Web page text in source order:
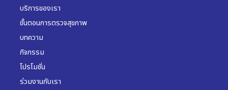
บริการของเรา
ขั้นตอนการตรวจสุขภาพ
บทความ
กิจกรรม
โปรโมชั่น
ร่วมงานกับเรา